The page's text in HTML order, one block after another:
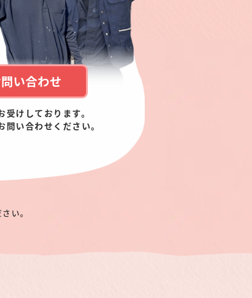
い合わせ
受けしております。
い合わせください。
い。